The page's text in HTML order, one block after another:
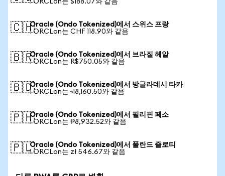
1 ORCLon는 $188.07와 같음
🇨🇭Oracle (Ondo Tokenized)에서 스위스 프랑
1 ORCLon는 CHF 118.90와 같음
🇧🇷Oracle (Ondo Tokenized)에서 브라질 헤알
1 ORCLon는 R$750.05와 같음
🇧🇩Oracle (Ondo Tokenized)에서 방글라데시 타카
1 ORCLon는 ৳18,160.50와 같음
🇵🇭Oracle (Ondo Tokenized)에서 필리핀 페소
1 ORCLon는 ₱8,932.52와 같음
🇵🇱Oracle (Ondo Tokenized)에서 폴란드 즐로티
1 ORCLon는 zł 546.67와 같음